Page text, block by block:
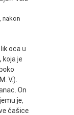
nakon
oca u
koja je
V.).
On
je,
čašice